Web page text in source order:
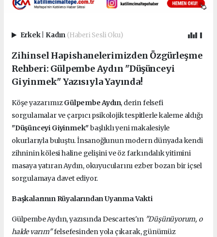
Erkek Kadın (Haberi Sesli Oku)
Zihinsel Hapishanelerimizden Özgürleşme
Rehberi: Gülpembe Aydın "Düşünceyi
Giyinmek" Yazısıyla Yayında!
Köşe yazarımızGülpembe Aydın, derin felsefi
sorgulamalar ve çarpıcı psikolojik tespitlerle kaleme aldığı
"Düşünceyi Giyinmek"başlıklı yeni makalesiyle
okurlarıyla buluştu. İnsanoğlunun modern dünyada kendi
zihninin kölesi haline gelişini ve öz farkındalık yitimini
masaya yatıran Aydın, okuyucularını ezber bozan bir içsel
sorgulamaya davet ediyor.
Başkalarının Rüyalarından Uyanma Vakti
Gülpembe Aydın, yazısında Descartes'ın "Düşünüyorum, o
halde varım"felsefesinden yola çıkarak, günümüz